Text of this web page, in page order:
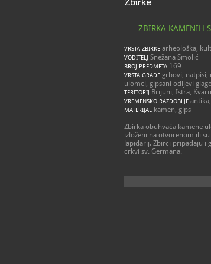
ZBIRKA KAMENIH
VRSTA ZBIRKE arheološka,
VODITELJ Snežana Smolić
BROJ PREDMETA 169
VRSTA GRAĐE grbovi, natpisi,
ulomci, gipsani odljevi
TERITORIJ Brijuni, Istra,
VREMENSKO RAZDOBLJE
MATERIJAL kamen, gips
Zbirka obuhvaća kamene
izloženi na otvorenom ili
lapidarij. Zbirci pripadaju i
crkvi sv. Germana.